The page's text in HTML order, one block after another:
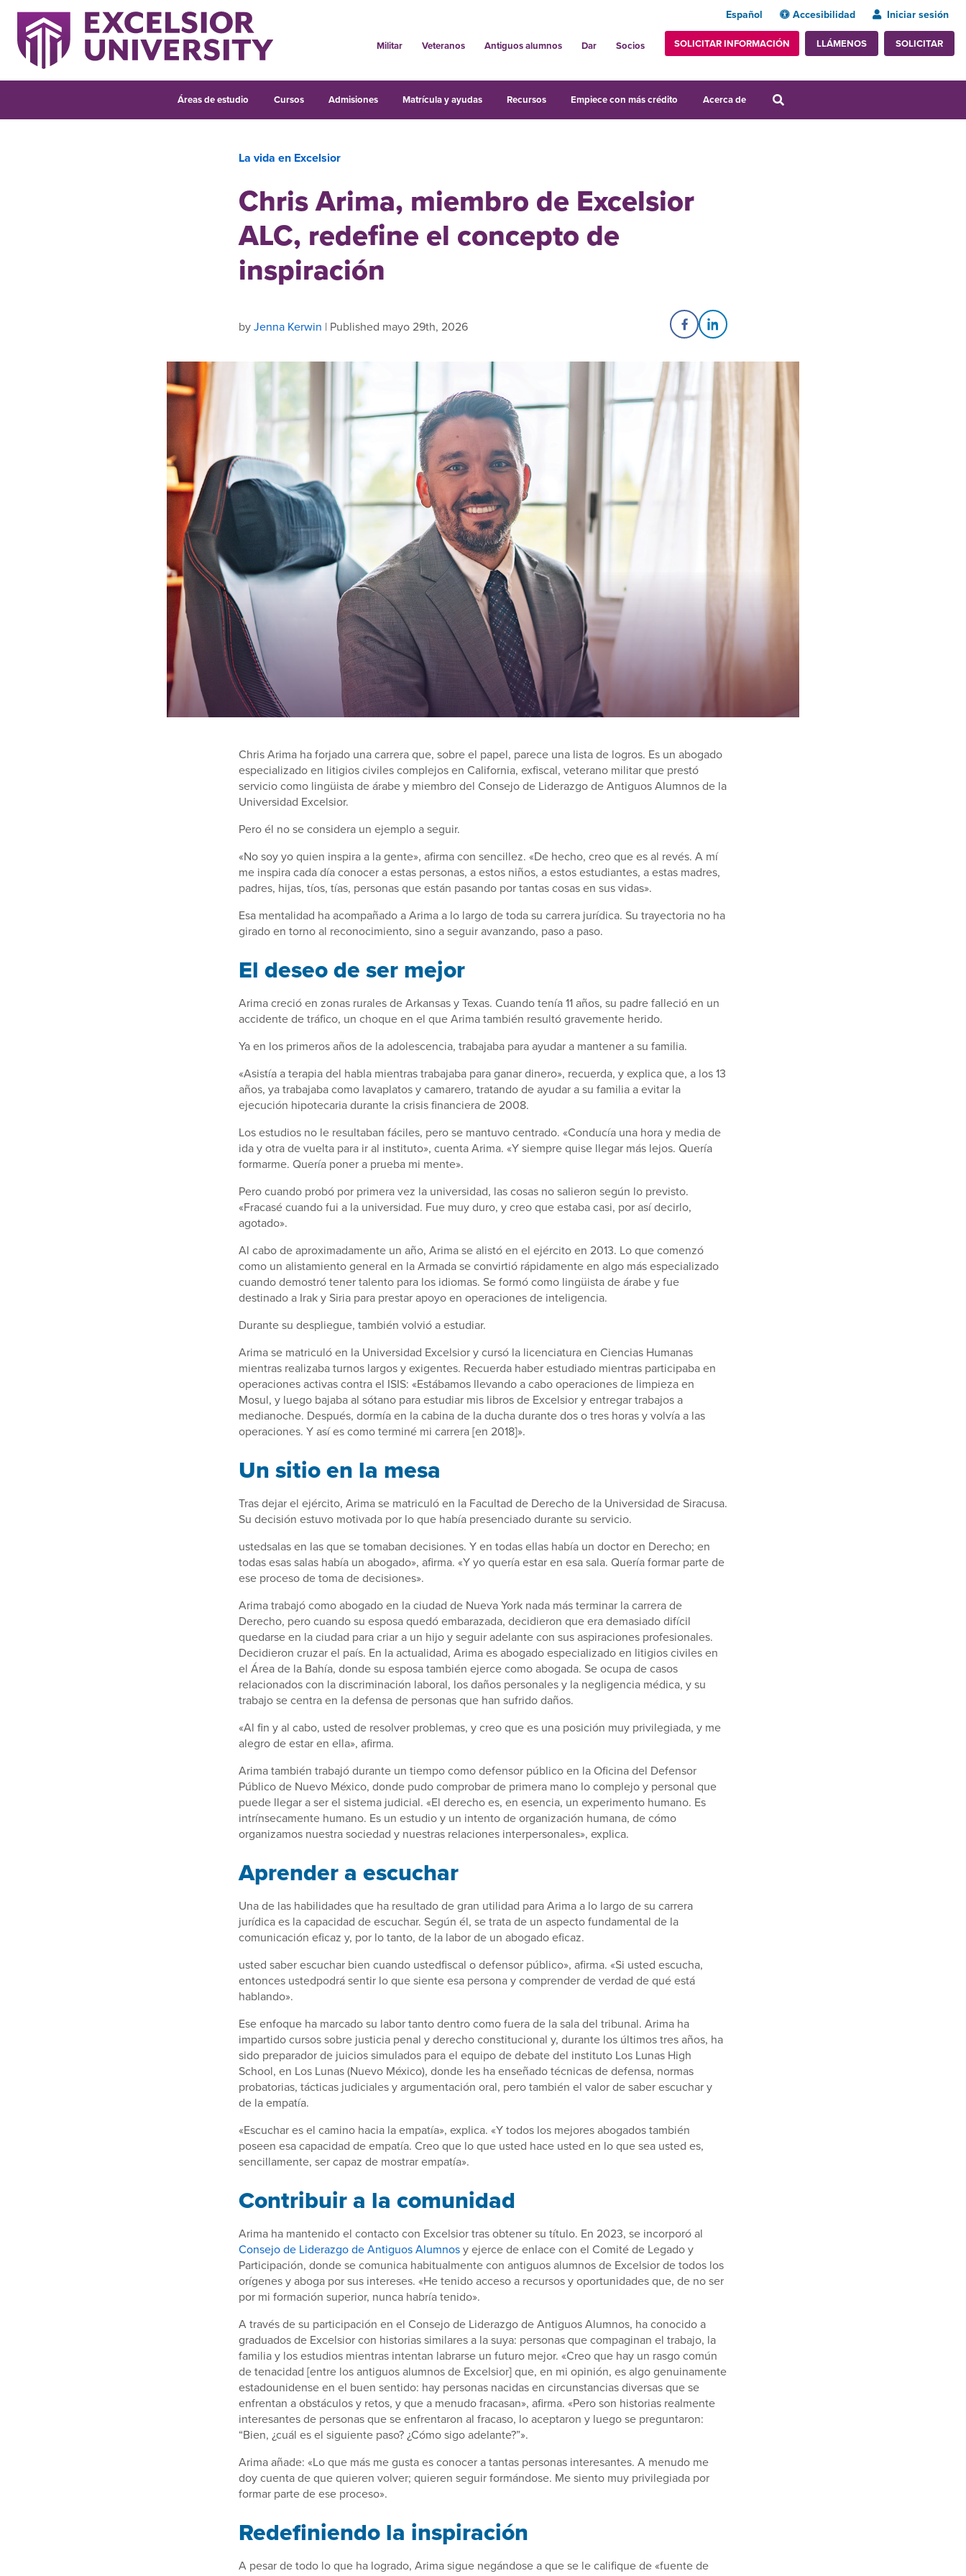
Español Accesibilidad Iniciar sesión
Militar Veteranos Antiguos alumnos Dar Socios SOLICITAR INFORMACIÓN LLÁMENOS SOLICITAR
Áreas de estudio Cursos Admisiones Matrícula y ayudas Recursos Empiece con más crédito Acerca de
La vida en Excelsior
Chris Arima, miembro de Excelsior
ALC, redefine el concepto de
inspiración
byJenna Kerwin | Published mayo 29th, 2026 Share on Facebook
Share on LinkedIn
Chris Arima ha forjado una carrera que, sobre el papel, parece una lista de logros. Es un abogado
especializado en litigios civiles complejos en California, exfiscal, veterano militar que prestó
servicio como lingüista de árabe y miembro del Consejo de Liderazgo de Antiguos Alumnos de la
Universidad Excelsior.
Pero él no se considera un ejemplo a seguir.
«No soy yo quien inspira a la gente», afirma con sencillez. «De hecho, creo que es al revés. A mí
me inspira cada día conocer a estas personas, a estos niños, a estos estudiantes, a estas madres,
padres, hijas, tíos, tías, personas que están pasando por tantas cosas en sus vidas».
Esa mentalidad ha acompañado a Arima a lo largo de toda su carrera jurídica. Su trayectoria no ha
girado en torno al reconocimiento, sino a seguir avanzando, paso a paso.
El deseo de ser mejor
Arima creció en zonas rurales de Arkansas y Texas. Cuando tenía 11 años, su padre falleció en un
accidente de tráfico, un choque en el que Arima también resultó gravemente herido.
Ya en los primeros años de la adolescencia, trabajaba para ayudar a mantener a su familia.
«Asistía a terapia del habla mientras trabajaba para ganar dinero», recuerda, y explica que, a los 13
años, ya trabajaba como lavaplatos y camarero, tratando de ayudar a su familia a evitar la
ejecución hipotecaria durante la crisis financiera de 2008.
Los estudios no le resultaban fáciles, pero se mantuvo centrado. «Conducía una hora y media de
ida y otra de vuelta para ir al instituto», cuenta Arima. «Y siempre quise llegar más lejos. Quería
formarme. Quería poner a prueba mi mente».
Pero cuando probó por primera vez la universidad, las cosas no salieron según lo previsto.
«Fracasé cuando fui a la universidad. Fue muy duro, y creo que estaba casi, por así decirlo,
agotado».
Al cabo de aproximadamente un año, Arima se alistó en el ejército en 2013. Lo que comenzó
como un alistamiento general en la Armada se convirtió rápidamente en algo más especializado
cuando demostró tener talento para los idiomas. Se formó como lingüista de árabe y fue
destinado a Irak y Siria para prestar apoyo en operaciones de inteligencia.
Durante su despliegue, también volvió a estudiar.
Arima se matriculó en la Universidad Excelsior y cursó la licenciatura en Ciencias Humanas
mientras realizaba turnos largos y exigentes. Recuerda haber estudiado mientras participaba en
operaciones activas contra el ISIS: «Estábamos llevando a cabo operaciones de limpieza en
Mosul, y luego bajaba al sótano para estudiar mis libros de Excelsior y entregar trabajos a
medianoche. Después, dormía en la cabina de la ducha durante dos o tres horas y volvía a las
operaciones. Y así es como terminé mi carrera [en 2018]».
Un sitio en la mesa
Tras dejar el ejército, Arima se matriculó en la Facultad de Derecho de la Universidad de Siracusa.
Su decisión estuvo motivada por lo que había presenciado durante su servicio.
ustedsalas en las que se tomaban decisiones. Y en todas ellas había un doctor en Derecho; en
todas esas salas había un abogado», afirma. «Y yo quería estar en esa sala. Quería formar parte de
ese proceso de toma de decisiones».
Arima trabajó como abogado en la ciudad de Nueva York nada más terminar la carrera de
Derecho, pero cuando su esposa quedó embarazada, decidieron que era demasiado difícil
quedarse en la ciudad para criar a un hijo y seguir adelante con sus aspiraciones profesionales.
Decidieron cruzar el país. En la actualidad, Arima es abogado especializado en litigios civiles en
el Área de la Bahía, donde su esposa también ejerce como abogada. Se ocupa de casos
relacionados con la discriminación laboral, los daños personales y la negligencia médica, y su
trabajo se centra en la defensa de personas que han sufrido daños.
«Al fin y al cabo, usted de resolver problemas, y creo que es una posición muy privilegiada, y me
alegro de estar en ella», afirma.
Arima también trabajó durante un tiempo como defensor público en la Oficina del Defensor
Público de Nuevo México, donde pudo comprobar de primera mano lo complejo y personal que
puede llegar a ser el sistema judicial. «El derecho es, en esencia, un experimento humano. Es
intrínsecamente humano. Es un estudio y un intento de organización humana, de cómo
organizamos nuestra sociedad y nuestras relaciones interpersonales», explica.
Aprender a escuchar
Una de las habilidades que ha resultado de gran utilidad para Arima a lo largo de su carrera
jurídica es la capacidad de escuchar. Según él, se trata de un aspecto fundamental de la
comunicación eficaz y, por lo tanto, de la labor de un abogado eficaz.
usted saber escuchar bien cuando ustedfiscal o defensor público», afirma. «Si usted escucha,
entonces ustedpodrá sentir lo que siente esa persona y comprender de verdad de qué está
hablando».
Ese enfoque ha marcado su labor tanto dentro como fuera de la sala del tribunal. Arima ha
impartido cursos sobre justicia penal y derecho constitucional y, durante los últimos tres años, ha
sido preparador de juicios simulados para el equipo de debate del instituto Los Lunas High
School, en Los Lunas (Nuevo México), donde les ha enseñado técnicas de defensa, normas
probatorias, tácticas judiciales y argumentación oral, pero también el valor de saber escuchar y
de la empatía.
«Escuchar es el camino hacia la empatía», explica. «Y todos los mejores abogados también
poseen esa capacidad de empatía. Creo que lo que usted hace usted en lo que sea usted es,
sencillamente, ser capaz de mostrar empatía».
Contribuir a la comunidad
Arima ha mantenido el contacto con Excelsior tras obtener su título. En 2023, se incorporó al
Consejo de Liderazgo de Antiguos Alumnosy ejerce de enlace con el Comité de Legado y
Participación, donde se comunica habitualmente con antiguos alumnos de Excelsior de todos los
orígenes y aboga por sus intereses. «He tenido acceso a recursos y oportunidades que, de no ser
por mi formación superior, nunca habría tenido».
A través de su participación en el Consejo de Liderazgo de Antiguos Alumnos, ha conocido a
graduados de Excelsior con historias similares a la suya: personas que compaginan el trabajo, la
familia y los estudios mientras intentan labrarse un futuro mejor. «Creo que hay un rasgo común
de tenacidad [entre los antiguos alumnos de Excelsior] que, en mi opinión, es algo genuinamente
estadounidense en el buen sentido: hay personas nacidas en circunstancias diversas que se
enfrentan a obstáculos y retos, y que a menudo fracasan», afirma. «Pero son historias realmente
interesantes de personas que se enfrentaron al fracaso, lo aceptaron y luego se preguntaron:
“Bien, ¿cuál es el siguiente paso? ¿Cómo sigo adelante?”».
Arima añade: «Lo que más me gusta es conocer a tantas personas interesantes. A menudo me
doy cuenta de que quieren volver; quieren seguir formándose. Me siento muy privilegiada por
formar parte de ese proceso».
Redefiniendo la inspiración
A pesar de todo lo que ha logrado, Arima sigue negándose a que se le califique de «fuente de